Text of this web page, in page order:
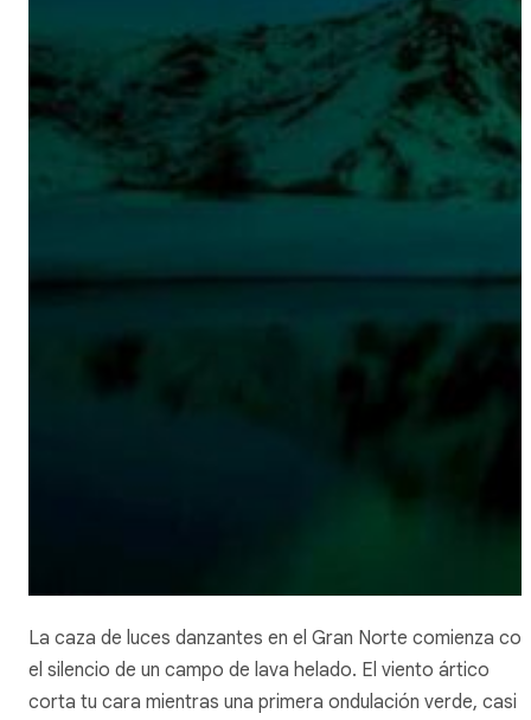
La caza de luces danzantes en el Gran Norte comienza con
el silencio de un campo de lava helado. El viento ártico
corta tu cara mientras una primera ondulación verde, casi